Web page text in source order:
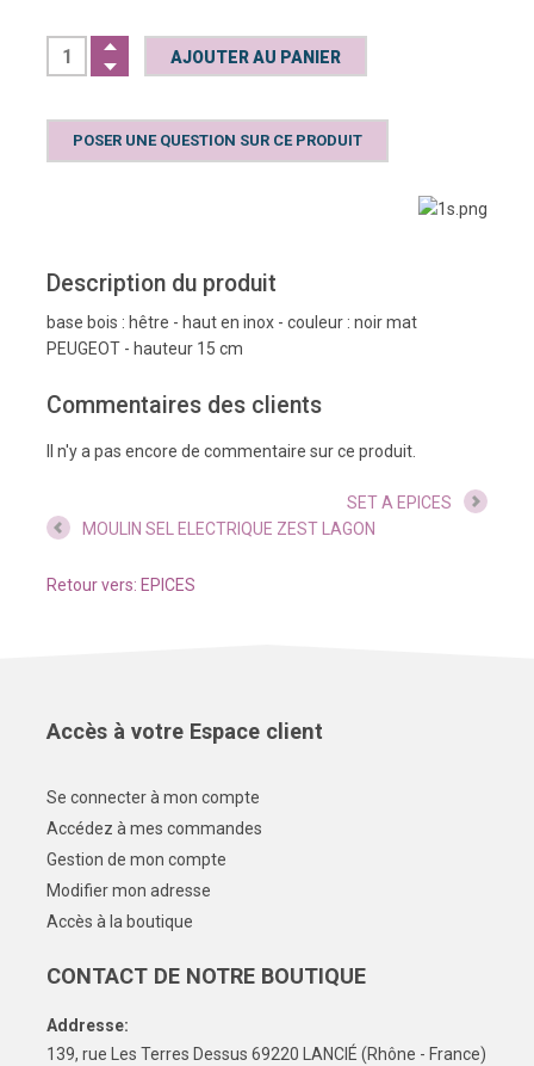
POSER UNE QUESTION SUR CE PRODUIT
Description du produit
base bois : hêtre - haut en inox - couleur : noir mat
PEUGEOT - hauteur 15 cm
Commentaires des clients
Il n'y a pas encore de commentaire sur ce produit.
SET A EPICES
MOULIN SEL ELECTRIQUE ZEST LAGON
Retour vers: EPICES
Accès à votre Espace client
Se connecter à mon compte
Accédez à mes commandes
Gestion de mon compte
Modifier mon adresse
Accès à la boutique
CONTACT DE NOTRE BOUTIQUE
Addresse:
139, rue Les Terres Dessus 69220 LANCIÉ (Rhône - France)